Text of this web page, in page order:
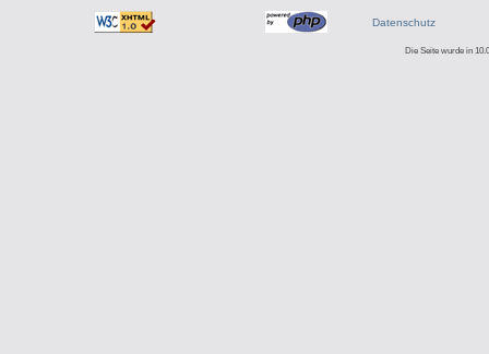
Datenschutz
Die Seite wurde in